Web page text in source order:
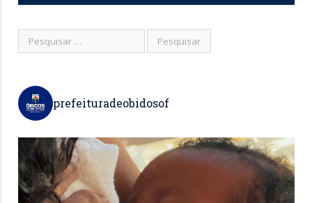
prefeituradeobidosof